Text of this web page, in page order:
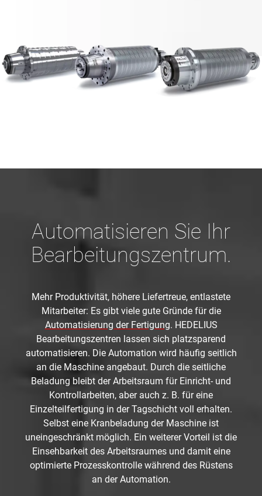
Automatisieren Sie Ihr
Bearbeitungszentrum.
Mehr Produktivität, höhere Liefertreue, entlastete
Mitarbeiter: Es gibt viele gute Gründe für die
Automatisierung der Fertigung. HEDELIUS
Bearbeitungszentren lassen sich platzsparend
automatisieren. Die Automation wird häufig seitlich
an die Maschine angebaut. Durch die seitliche
Beladung bleibt der Arbeitsraum für Einricht- und
Kontrollarbeiten, aber auch z. B. für eine
Einzelteilfertigung in der Tagschicht voll erhalten.
Selbst eine Kranbeladung der Maschine ist
uneingeschränkt möglich. Ein weiterer Vorteil ist die
Einsehbarkeit des Arbeitsraumes und damit eine
optimierte Prozesskontrolle während des Rüstens
an der Automation.